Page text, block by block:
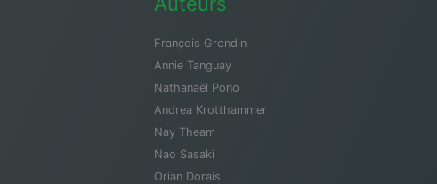
François Grondin
Annie Tanguay
Nathanaël Pono
Andrea Krotthammer
Nay Theam
Nao Sasaki
Orian Dorais